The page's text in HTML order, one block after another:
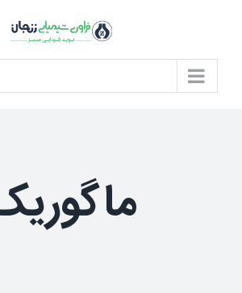
content